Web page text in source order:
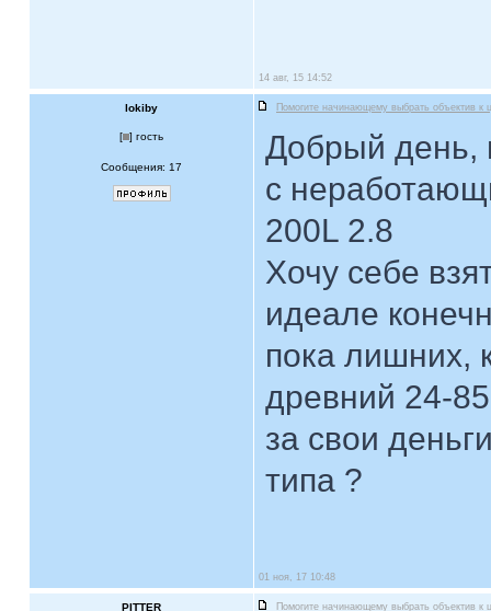
14 авг, 15 14:52
lokiby Помогите начинающему выбрать объектив к
[ ] гость
Сообщения: 17
Добрый день,
с
200L 2.8
Хочу себе
идеале
пока лишних,
древний 24-
за свои
типа ?
01 ноя, 17 10:48
PITTER Помогите начинающему выбрать объектив к